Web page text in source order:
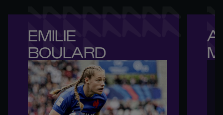
EMILIE
BOULARD